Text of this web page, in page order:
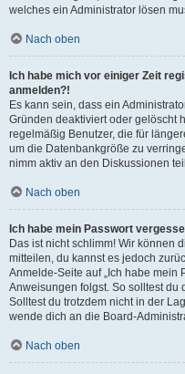
welches ein Administrator lösen
Nach oben
Ich habe mich vor einiger Zeit
anmelden?!
Es kann sein, dass ein
Gründen deaktiviert oder gelöscht
regelmäßig Benutzer, die für
um die Datenbankgröße zu
nimm aktiv an den Diskussionen
Nach oben
Ich habe mein Passwort
Das ist nicht schlimm! Wir können
mitteilen, du kannst es jedoch
Anmelde-Seite auf „Ich habe mein
Anweisungen folgst. So solltest
Solltest du trotzdem nicht in der
wende dich an die Board-
Nach oben